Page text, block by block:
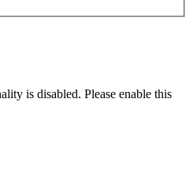
is disabled. Please enable this